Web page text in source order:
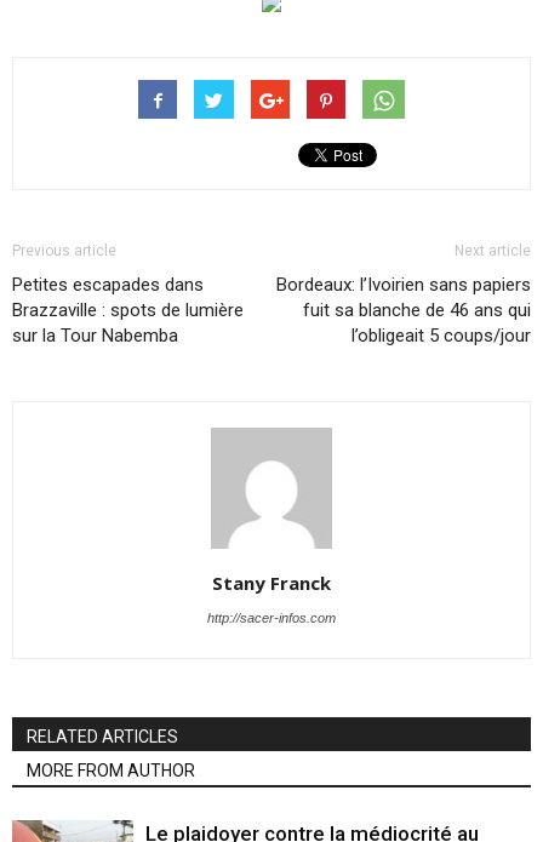
Previous article
Petites escapades dans
Brazzaville : spots de lumière
sur la Tour Nabemba
Next article
Bordeaux: l’Ivoirien sans papiers
fuit sa blanche de 46 ans qui
l’obligeait 5 coups/jour
Stany Franck
http://sacer-infos.com
RELATED ARTICLES
MORE FROM AUTHOR
Le plaidoyer contre la médiocrité au